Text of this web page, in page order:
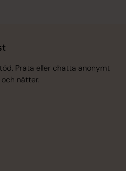
Prata eller chatta anonymt
nätter.